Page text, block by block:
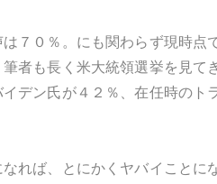
７０％。にも関わらず現時点
者も長く米大統領選挙を見て
デン氏が４２％、在任時のト
れば、とにかくヤバイことに